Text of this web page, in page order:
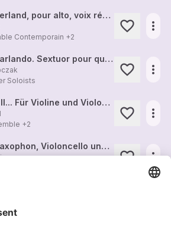
A... in Wonderland, pour alto, voix récitante de femme et ensemble
Contemporain +2
more_horiz
...e subito parlando. Sextuor pour quintette à vent et piano (2012)
Soloists
more_horiz
...Nachlese II... Für Violine und Violoncello (2007)
+2
more_horiz
Onibi. Für Saxophon, Violoncello und Akkordeon (2017)
more_horiz
Ensemble